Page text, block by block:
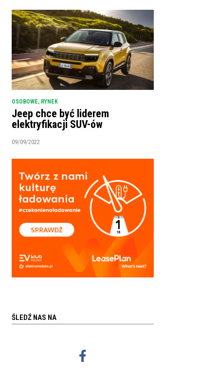
OSOBOWE, RYNEK
Jeep chce być liderem
elektryfikacji SUV-ów
09/09/2022
ŚLEDŹ NAS NA